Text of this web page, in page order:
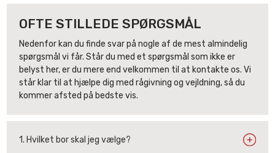
OFTE STILLEDE SPØRGSMÅL
Nedenfor kan du finde svar på nogle af de mest almindelig
spørgsmål vi får. Står du med et spørgsmål som ikke er
belyst her, er du mere end velkommen til at kontakte os. Vi
står klar til at hjælpe dig med rågivning og vejldning, så du
kommer afsted på bedste vis.
1. Hvilket bor skal jeg vælge?